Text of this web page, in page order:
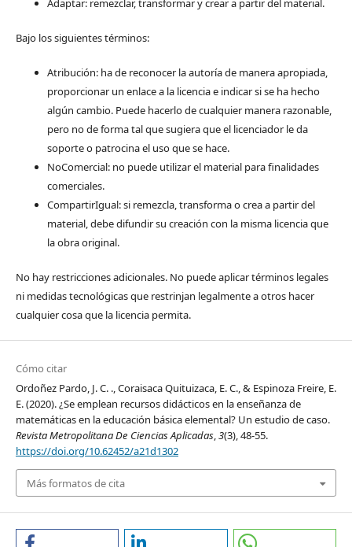
Adaptar: remezclar, transformar y crear a partir del material.
Bajo los siguientes términos:
Atribución: ha de reconocer la autoría de manera apropiada,
proporcionar un enlace a la licencia e indicar si se ha hecho
algún cambio. Puede hacerlo de cualquier manera razonable,
pero no de forma tal que sugiera que el licenciador le da
soporte o patrocina el uso que se hace.
NoComercial: no puede utilizar el material para finalidades
comerciales.
CompartirIgual: si remezcla, transforma o crea a partir del
material, debe difundir su creación con la misma licencia que
la obra original.
No hay restricciones adicionales. No puede aplicar términos legales
ni medidas tecnológicas que restrinjan legalmente a otros hacer
cualquier cosa que la licencia permita.
Cómo citar
Ordoñez Pardo, J. C. ., Coraisaca Quituizaca, E. C., & Espinoza Freire, E.
E. (2020). ¿Se emplean recursos didácticos en la enseñanza de
matemáticas en la educación básica elemental? Un estudio de caso.
Revista Metropolitana De Ciencias Aplicadas,3(3), 48-55.
https://doi.org/10.62452/a21d1302
Más formatos de cita